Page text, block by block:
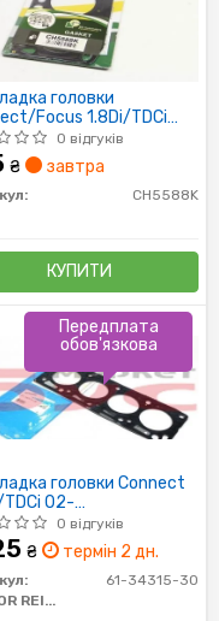
головки
Focus 1.8Di/TDCi
0 відгуків
₴ завтра
CH5588K
КУПИТИ
головки Connect
TDCi 02-
1.42мм))
0 відгуків
₴ термін 2 дн.
61-34315-30
VICTOR REINZ
Передплата
обов'язкова